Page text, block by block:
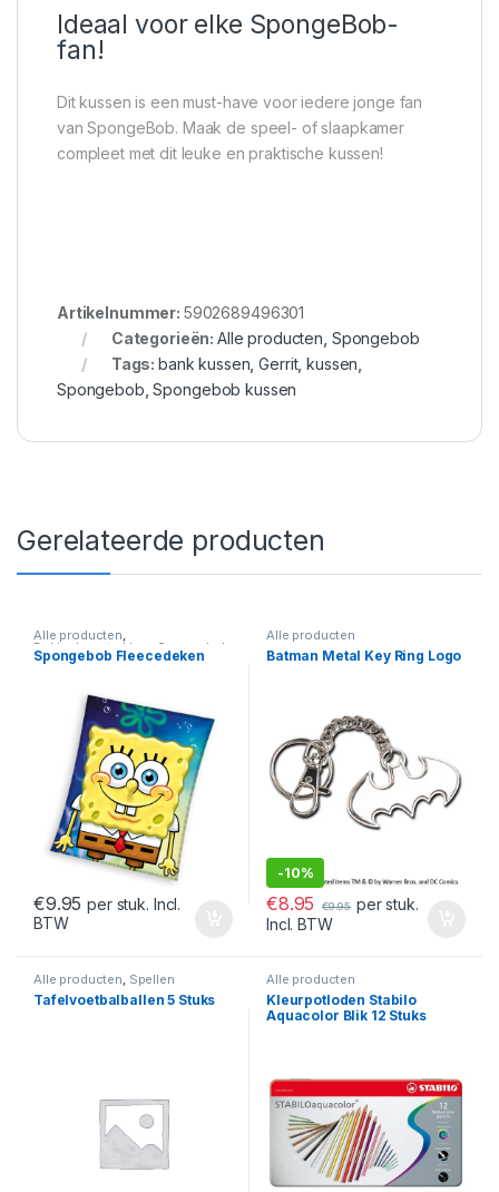
Ideaal voor elke SpongeBob-
fan!
Dit kussen is een must-have voor iedere jonge fan
van SpongeBob. Maak de speel- of slaapkamer
compleet met dit leuke en praktische kussen!
Artikelnummer: 5902689496301
Categorieën:Alle producten Spongebob
Tags:bank kussen ,Gerrit,kussen
Spongebob ,Spongebob kussen
Gerelateerde producten
Alle producten,
Dekbedovertrekken Spongebob
Spongebob Fleecedeken
€9.95 per stuk. Incl.
BTW
Alle producten
Batman Metal Key Ring Logo
-10%
€8.95 €9.95 per stuk.
Incl. BTW
Alle producten, Spellen
Tafelvoetbalballen 5 Stuks
Alle producten
Kleurpotloden Stabilo
Aquacolor Blik 12 Stuks